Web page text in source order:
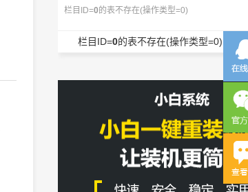
栏目ID=0 的表不存在(操作类型=0)
栏目ID=0的表不存在(操作类型=0)